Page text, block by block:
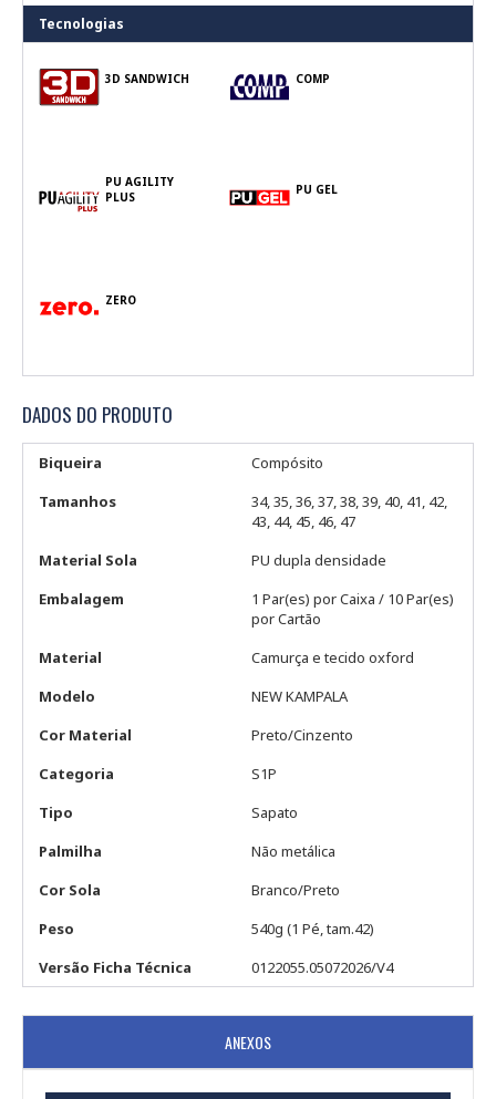
Tecnologias
3D SANDWICH COMP
PU AGILITY
PLUS
PU GEL
ZERO
DADOS DO PRODUTO
Biqueira
Compósito
Tamanhos
34, 35, 36, 37, 38, 39, 40, 41, 42,
43, 44, 45, 46, 47
Material Sola
PU dupla densidade
Embalagem
1 Par(es) por Caixa / 10 Par(es)
por Cartão
Material
Camurça e tecido oxford
Modelo
NEW KAMPALA
Cor Material
Preto/Cinzento
Categoria
S1P
Tipo
Sapato
Palmilha
Não metálica
Cor Sola
Branco/Preto
Peso
540g (1 Pé, tam.42)
Versão Ficha Técnica
0122055.05072026/V4
ANEXOS